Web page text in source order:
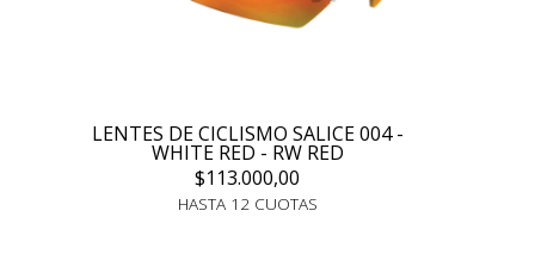
LENTES DE CICLISMO SALICE 004 -
WHITE RED - RW RED
$113.000,00
HASTA 12 CUOTAS